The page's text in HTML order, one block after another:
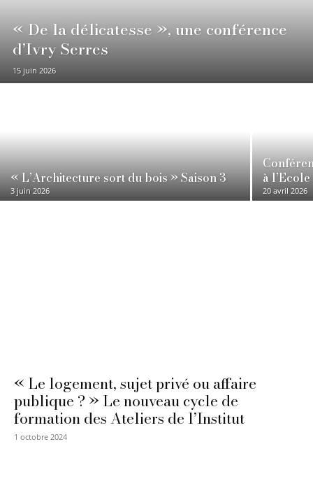
« De la délicatesse », une conférence
d’Ivry Serres
15 juin 2026
« L’Architecture sort du bois » Saison 3
3 juin 2026
à
20 avril 2026
« Le logement, sujet privé ou affaire
publique ? » Le nouveau cycle de
formation des Ateliers de l’Institut
1 octobre 2024